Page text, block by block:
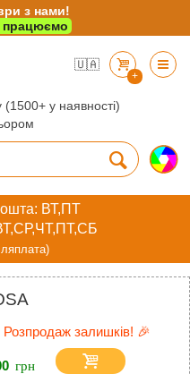
🇺🇦
+
у наявності)
ВТ,ПТ
залишків! 🎉
з нами!
працюємо